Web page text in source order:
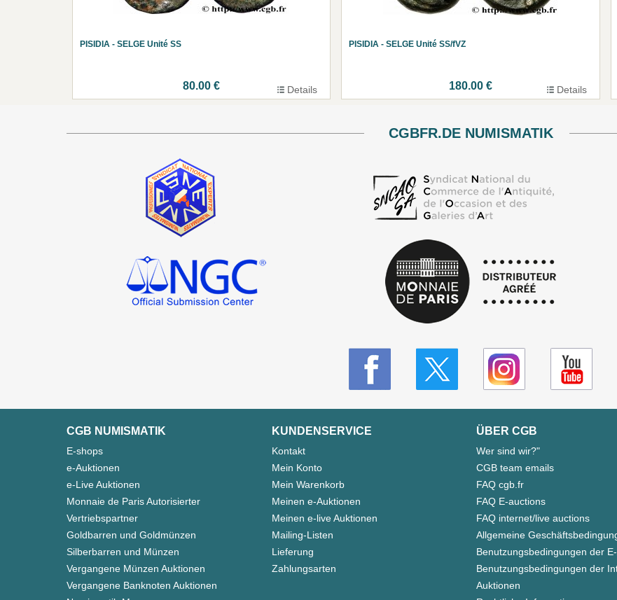
PISIDIA - SELGE Unité SS
80.00 € Details
PISIDIA - SELGE Unité SS/fVZ
180.00 € Details
CGBFR.DE NUMISMATIK
CGB NUMISMATIK
E-shops
e-Auktionen
e-Live Auktionen
Monnaie de Paris Autorisierter
Vertriebspartner
Goldbarren und Goldmünzen
Silberbarren und Münzen
Vergangene Münzen Auktionen
Vergangene Banknoten Auktionen
KUNDENSERVICE
Kontakt
Mein Konto
Mein Warenkorb
Meinen e-Auktionen
Meinen e-live Auktionen
Mailing-Listen
Lieferung
Zahlungsarten
ÜBER CGB
Wer sind wir?"
CGB team emails
FAQ cgb.fr
FAQ E-auctions
FAQ internet/live auctions
Allgemeine
Benutzungsbedingungen der
Benutzungsbedingungen der
Auktionen